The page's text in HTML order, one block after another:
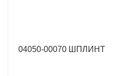
04050-00070 ШПЛИНТ